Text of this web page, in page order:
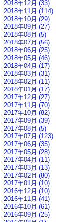
2018年12月 (33)
2018年11月 (114)
2018年10月 (29)
2018年09月 (27)
2018年08月 (5)
2018年07月 (56)
2018年06月 (25)
2018年05月 (46)
2018年04月 (17)
2018年03月 (31)
2018年02月 (11)
2018年01月 (17)
2017年12月 (27)
2017年11月 (70)
2017年10月 (82)
2017年09月 (39)
2017年08月 (5)
2017年07月 (123)
2017年06月 (35)
2017年05月 (28)
2017年04月 (11)
2017年03月 (13)
2017年02月 (80)
2017年01月 (10)
2016年12月 (10)
2016年11月 (41)
2016年10月 (61)
2016年09月 (25)